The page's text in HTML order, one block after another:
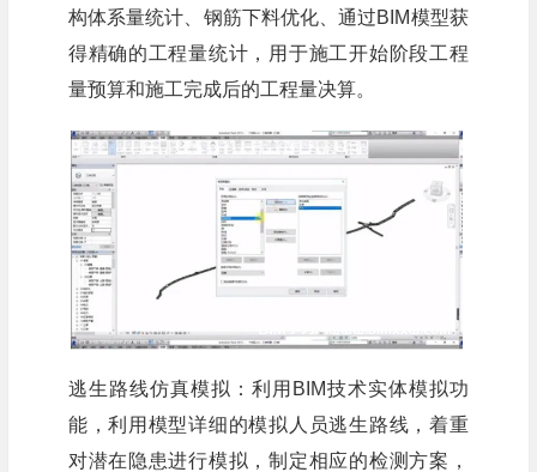
构体系量统计、钢筋下料优化、通过BIM模型获
得精确的工程量统计，用于施工开始阶段工程
量预算和施工完成后的工程量决算。
逃生路线仿真模拟：利用BIM技术实体模拟功
能，利用模型详细的模拟人员逃生路线，着重
对潜在隐患进行模拟，制定相应的检测方案，